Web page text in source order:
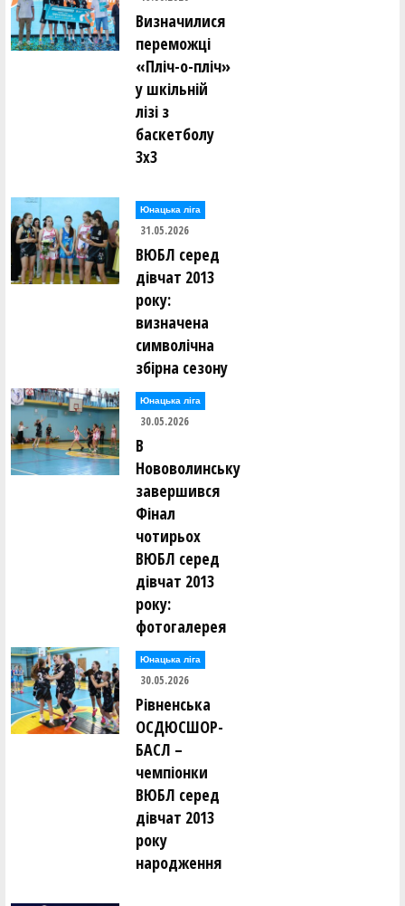
Визначилися
переможці
«Пліч-о-пліч»
у шкільній
лізі з
баскетболу
3х3
Юнацька ліга
31.05.2026
ВЮБЛ серед
дівчат 2013
року:
визначена
символічна
збірна сезону
Юнацька ліга
30.05.2026
В
Нововолинську
завершився
Фінал
чотирьох
ВЮБЛ серед
дівчат 2013
року:
фотогалерея
Юнацька ліга
30.05.2026
Рівненська
ОСДЮСШОР-
БАСЛ –
чемпіонки
ВЮБЛ серед
дівчат 2013
року
народження